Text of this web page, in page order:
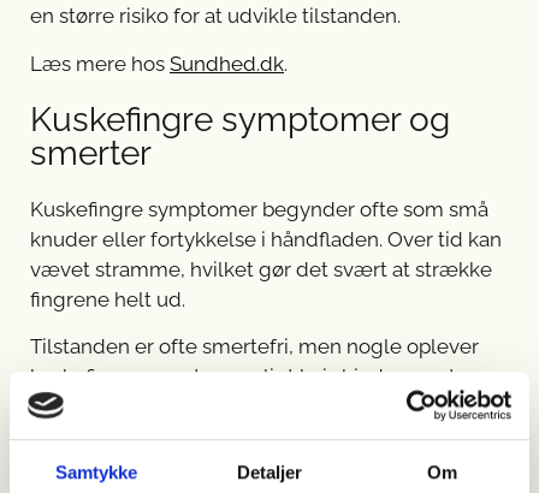
Samtykke Detaljer Om
en større risiko for at udvikle tilstanden.
Læs mere hos Sundhed.dk.
Kuskefingre symptomer og
smerter
Kuskefingre symptomer begynder ofte som små
knuder eller fortykkelse i håndfladen. Over tid kan
vævet stramme, hvilket gør det svært at strække
fingrene helt ud.
Tilstanden er ofte smertefri, men nogle oplever
kuskefingre smerter, særligt hvis bindevævet
trykker på en nerve, hvilket skaber ubehag ved
helt almindelige dagligdagsaktiviteter.